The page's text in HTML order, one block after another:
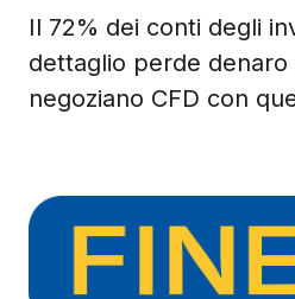
Il 72% dei conti degli
dettaglio perde denaro
negoziano CFD con